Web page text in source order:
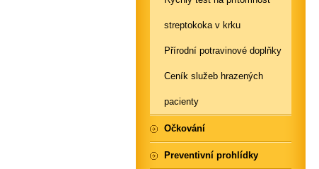
streptokoka v krku
Přírodní potravinové doplňky
Ceník služeb hrazených
pacienty
Očkování
Preventivní prohlídky